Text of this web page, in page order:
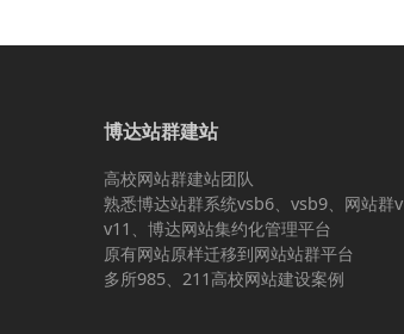
博达站群建站
高校网站群建站团队
熟悉博达站群系统vsb6、vsb9、网站群
v11、博达网站集约化管理平台
原有网站原样迁移到网站站群平台
多所985、211高校网站建设案例